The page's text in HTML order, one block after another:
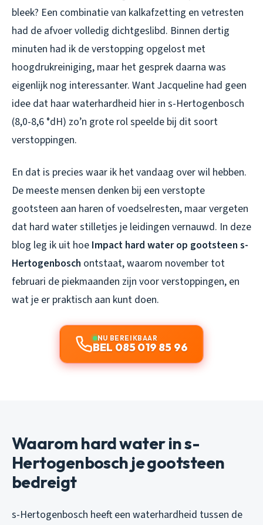
bleek? Een combinatie van kalkafzetting en vetresten
had de afvoer volledig dichtgeslibd. Binnen dertig
minuten had ik de verstopping opgelost met
hoogdrukreiniging, maar het gesprek daarna was
eigenlijk nog interessanter. Want Jacqueline had geen
idee dat haar waterhardheid hier in s-Hertogenbosch
(8,0-8,6 °dH) zo’n grote rol speelde bij dit soort
verstoppingen.
En dat is precies waar ik het vandaag over wil hebben.
De meeste mensen denken bij een verstopte
gootsteen aan haren of voedselresten, maar vergeten
dat hard water stilletjes je leidingen vernauwd. In deze
blog leg ik uit hoe Impact hard water op gootsteen s-
Hertogenbosch ontstaat, waarom november tot
februari de piekmaanden zijn voor verstoppingen, en
wat je er praktisch aan kunt doen.
NU BEREIKBAAR
BEL 085 019 85 96
Waarom hard water in s-
Hertogenbosch je gootsteen
bedreigt
s-Hertogenbosch heeft een waterhardheid tussen de